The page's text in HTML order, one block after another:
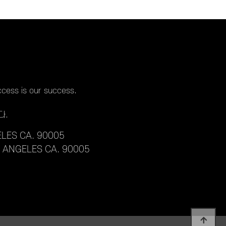
is our success.
.
CA. 90005
CA. 90005